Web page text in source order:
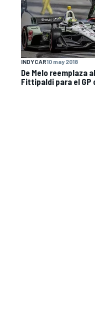
MÁS
INDYCAR10 may 2018
De Melo reemplaza
Fittipaldi para el GP